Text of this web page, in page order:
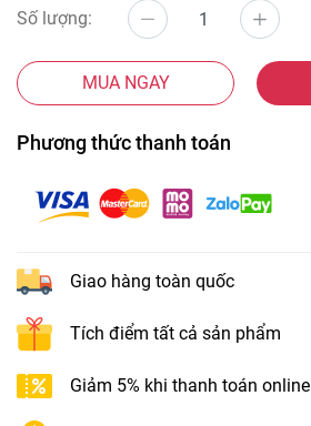
Số lượng:
MUA NGAY
Phương thức thanh toán
Giao hàng toàn quốc
Tích điểm tất cả sản phẩm
Giảm 5% khi thanh toán online